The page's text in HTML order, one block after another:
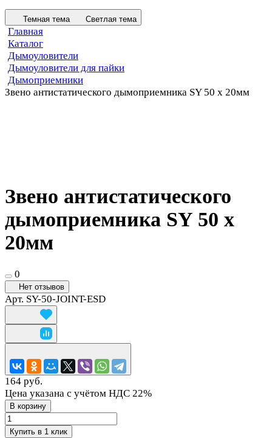
Темная тема Светлая тема
Главная
Каталог
Дымоуловители
Дымоуловители для пайки
Дымоприемники
Звено антистатического дымоприемника SY 50 х 20мм
Звено антистатического
дымоприемника SY 50 х
20мм
0
Нет отзывов
Арт. SY-50-JOINT-ESD
164 руб.
Цена указана с учётом НДС 22%
В корзину
Купить в 1 клик